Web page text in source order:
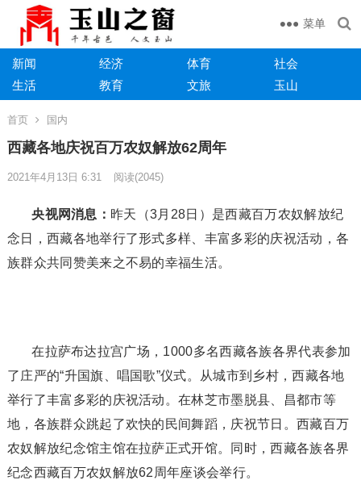
菜单
新闻 经济 体育
社会
生活
教育 文旅 玉山
首页 国内
西藏各地庆祝百万农奴解放62周年
2021年4月13日 6:31 阅读(2045)
央视网消息： 昨天（3月28日）是西藏百万农奴解放纪
念日，西藏各地举行了形式多样、丰富多彩的庆祝活动，各
族群众共同赞美来之不易的幸福生活。
在拉萨布达拉宫广场，1000多名西藏各族各界代表参加
了庄严的“升国旗、唱国歌”仪式。从城市到乡村，西藏各地
举行了丰富多彩的庆祝活动。在林芝市墨脱县、昌都市等
地，各族群众跳起了欢快的民间舞蹈，庆祝节日。西藏百万
农奴解放纪念馆主馆在拉萨正式开馆。同时，西藏各族各界
纪念西藏百万农奴解放62周年座谈会举行。